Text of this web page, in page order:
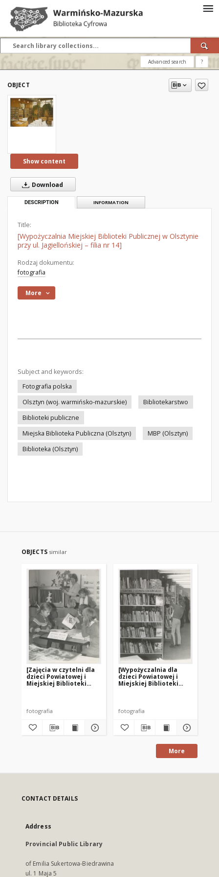
Advanced search ?
OBJECT
Show content
Download
DESCRIPTION INFORMATION
Title:
[Wypożyczalnia Miejskiej Biblioteki Publicznej w Olsztynie
przy ul. Jagiellońskiej – filia nr 14]
Rodzaj dokumentu:
fotografia
More
Subject and keywords:
Fotografia polska
Olsztyn (woj. warmińsko-mazurskie)
Bibliotekarstwo
Biblioteki publiczne
Miejska Biblioteka Publiczna (Olsztyn)
MBP (Olsztyn)
Biblioteka (Olsztyn)
OBJECTS similar
[Zajęcia w czytelni dla
dzieci Powiatowej i
Miejskiej Biblioteki
fotografia
[Wypożyczalnia dla
dzieci Powiatowej i
Miejskiej Biblioteki
fotografia
More
CONTACT DETAILS
Address
Provincial Public Library
of Emilia Sukertowa-Biedrawina
ul. 1 Maja 5